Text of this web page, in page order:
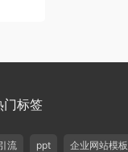
门标签
流 ppt 企业网站模板